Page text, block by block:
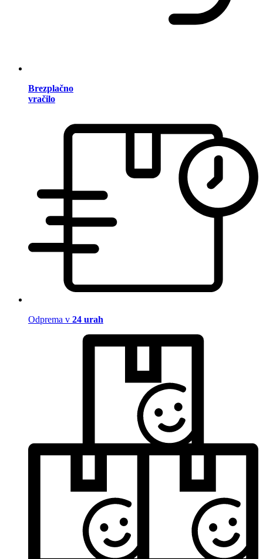
Brezplačno
vračilo
Odprema v 24 urah